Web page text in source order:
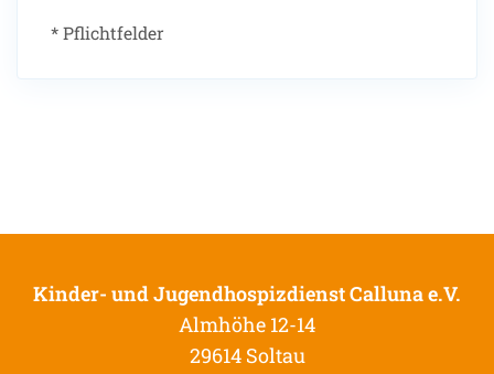
* Pflichtfelder
Kinder- und Jugendhospizdienst Calluna e.V.
Almhöhe 12-14
29614 Soltau